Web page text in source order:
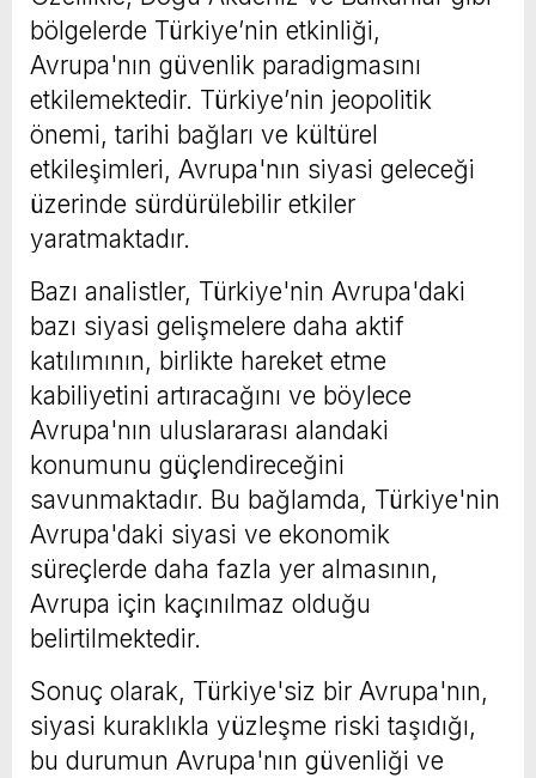
bölgelerde Türkiye’nin etkinliği,
Avrupa'nın güvenlik paradigmasını
etkilemektedir. Türkiye’nin jeopolitik
önemi, tarihi bağları ve kültürel
etkileşimleri, Avrupa'nın siyasi geleceği
üzerinde sürdürülebilir etkiler
yaratmaktadır.
Bazı analistler, Türkiye'nin Avrupa'daki
bazı siyasi gelişmelere daha aktif
katılımının, birlikte hareket etme
kabiliyetini artıracağını ve böylece
Avrupa'nın uluslararası alandaki
konumunu güçlendireceğini
savunmaktadır. Bu bağlamda, Türkiye'nin
Avrupa'daki siyasi ve ekonomik
süreçlerde daha fazla yer almasının,
Avrupa için kaçınılmaz olduğu
belirtilmektedir.
Sonuç olarak, Türkiye'siz bir Avrupa'nın,
siyasi kuraklıkla yüzleşme riski taşıdığı,
bu durumun Avrupa'nın güvenliği ve